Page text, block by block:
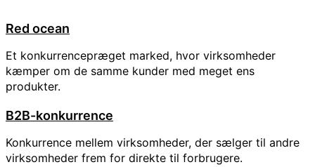
Red ocean
Et konkurrencepræget marked, hvor virksomheder
kæmper om de samme kunder med meget ens
produkter.
B2B-konkurrence
Konkurrence mellem virksomheder, der sælger til andre
virksomheder frem for direkte til forbrugere.